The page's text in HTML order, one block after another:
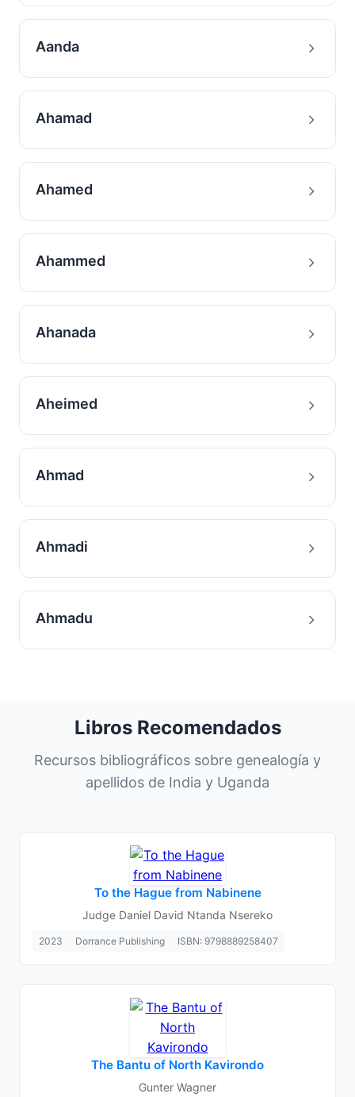
Aanda
Ahamad
Ahamed
Ahammed
Ahanada
Aheimed
Ahmad
Ahmadi
Ahmadu
Libros Recomendados
Recursos bibliográficos sobre genealogía y
apellidos de India y Uganda
To the Hague from Nabinene
Judge Daniel David Ntanda Nsereko
2023 Dorrance Publishing ISBN: 9798889258407
The Bantu of North Kavirondo
Gunter Wagner